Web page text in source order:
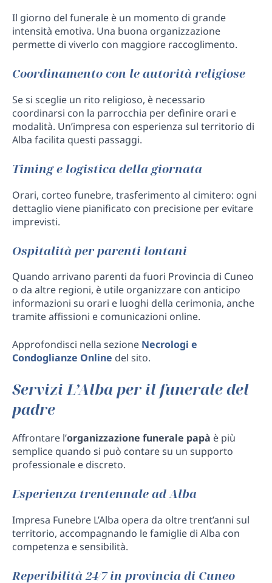
Il giorno del funerale è un momento di grande
intensità emotiva. Una buona organizzazione
permette di viverlo con maggiore raccoglimento.
Coordinamento con le autorità religiose
Se si sceglie un rito religioso, è necessario
coordinarsi con la parrocchia per definire orari e
modalità. Un’impresa con esperienza sul territorio di
Alba facilita questi passaggi.
Timing e logistica della giornata
Orari, corteo funebre, trasferimento al cimitero: ogni
dettaglio viene pianificato con precisione per evitare
imprevisti.
Ospitalità per parenti lontani
Quando arrivano parenti da fuori Provincia di Cuneo
o da altre regioni, è utile organizzare con anticipo
informazioni su orari e luoghi della cerimonia, anche
tramite affissioni e comunicazioni online.
Approfondisci nella sezione Necrologi e
Condoglianze Online del sito.
Servizi L’Alba per il funerale del
padre
Affrontare l’organizzazione funerale papà è più
semplice quando si può contare su un supporto
professionale e discreto.
Esperienza trentennale ad Alba
Impresa Funebre L’Alba opera da oltre trent’anni sul
territorio, accompagnando le famiglie di Alba con
competenza e sensibilità.
Reperibilità 24/7 in provincia di Cuneo